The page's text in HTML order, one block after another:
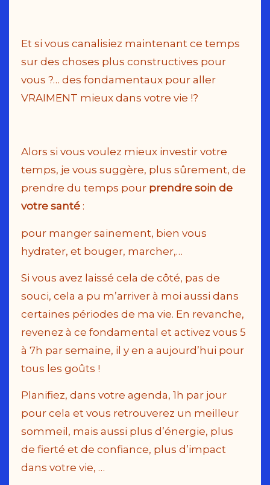
Et si vous canalisiez maintenant ce temps
sur des choses plus constructives pour
vous ?… des fondamentaux pour aller
VRAIMENT mieux dans votre vie !?
Alors si vous voulez mieux investir votre
temps, je vous suggère, plus sûrement, de
prendre du temps pour prendre soin de
votre santé :
pour manger sainement, bien vous
hydrater, et bouger, marcher,…
Si vous avez laissé cela de côté, pas de
souci, cela a pu m’arriver à moi aussi dans
certaines périodes de ma vie. En revanche,
revenez à ce fondamental et activez vous 5
à 7h par semaine, il y en a aujourd’hui pour
tous les goûts !
Planifiez, dans votre agenda, 1h par jour
pour cela et vous retrouverez un meilleur
sommeil, mais aussi plus d’énergie, plus
de fierté et de confiance, plus d’impact
dans votre vie, …